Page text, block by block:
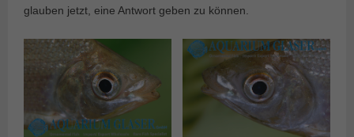
glauben jetzt, eine Antwort geben zu können.